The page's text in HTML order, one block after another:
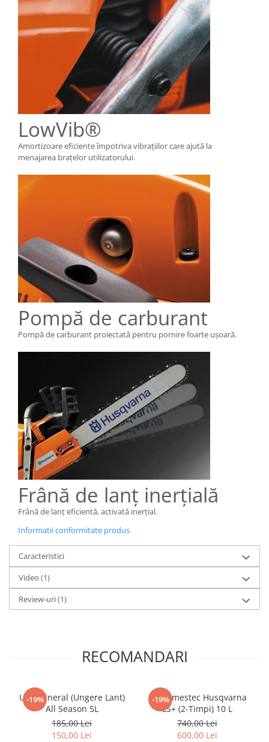
LowVib®
Amortizoare eficiente împotriva vibraţiilor care ajută la
menajarea braţelor utilizatorului.
Pompă de carburant
Pompă de carburant proiectată pentru pornire foarte uşoară.
Frână de lanț inerțială
Frână de lanţ eficientă, activată inerţial.
Informatii conformitate produs
Caracteristici
Video (1)
Review-uri(1)
RECOMANDARI
-19%
Ulei Mineral (Ungere Lant)
All Season 5L
185,00 Lei
150,00 Lei
-19%
Ulei Amestec Husqvarna
LS+ (2-Timpi) 10 L
740,00 Lei
600,00 Lei